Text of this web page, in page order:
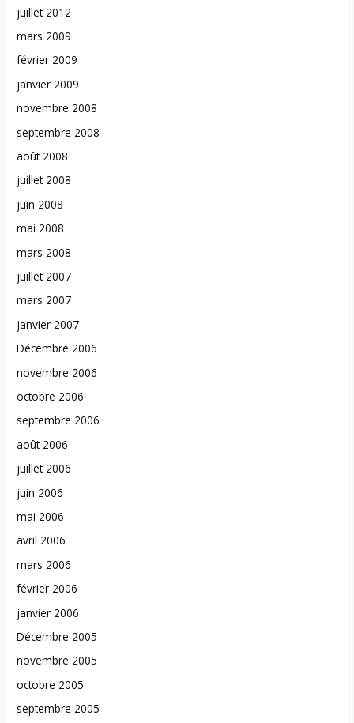
juillet 2012
mars 2009
février 2009
janvier 2009
novembre 2008
septembre 2008
août 2008
juillet 2008
juin 2008
mai 2008
mars 2008
juillet 2007
mars 2007
janvier 2007
Décembre 2006
novembre 2006
octobre 2006
septembre 2006
août 2006
juillet 2006
juin 2006
mai 2006
avril 2006
mars 2006
février 2006
janvier 2006
Décembre 2005
novembre 2005
octobre 2005
septembre 2005